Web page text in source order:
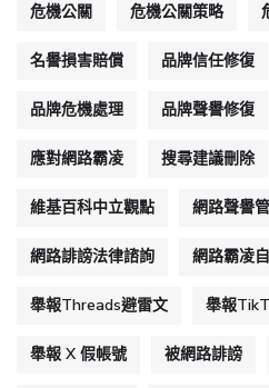
危機公關 危機公關策略
名譽損害賠償 品牌信任修復
品牌危機處理 品牌聲譽修復
應對網路霸凌 搜尋建議刪除
維基百科中立觀點 網路聲譽
網路誹謗法律諮詢 網路霸凌
舉報Threads避雷文 舉報
舉報 X 假帳號 被網路誹謗